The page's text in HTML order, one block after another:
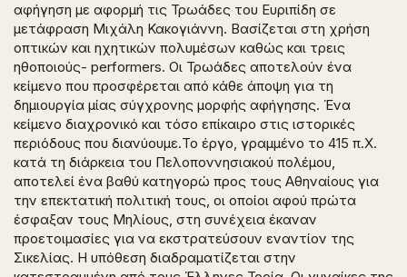
αφήγηση με αφορμή τις Τρωάδες του Ευριπίδη σε
μετάφραση Μιχάλη Κακογιάννη. Βασίζεται στη χρήση
οπτικών και ηχητικών πολυμέσων καθώς και τρεις
ηθοποιούς- performers. Οι Τρωάδες αποτελούν ένα
κείμενο που προσφέρεται από κάθε άποψη για τη
δημιουργία μίας σύγχρονης μορφής αφήγησης. Ένα
κείμενο διαχρονικό και τόσο επίκαιρο στις ιστορικές
περιόδους που διανύουμε.Το έργο, γραμμένο το 415 π.Χ.
κατά τη διάρκεια του Πελοποννησιακού πολέμου,
αποτελεί ένα βαθύ κατηγορώ προς τους Αθηναίους για
την επεκτατική πολιτική τους, οι οποίοι αφού πρώτα
έσφαξαν τους Μηλίους, στη συνέχεια έκαναν
προετοιμασίες για να εκστρατεύσουν εναντίον της
Σικελίας. Η υπόθεση διαδραματίζεται στην